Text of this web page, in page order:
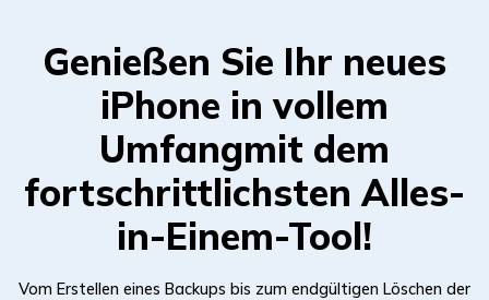
Genießen Sie Ihr neues
iPhone in vollem
Umfangmit dem
fortschrittlichsten Alles-
in-Einem-Tool!
Vom Erstellen eines Backups bis zum endgültigen Löschen der